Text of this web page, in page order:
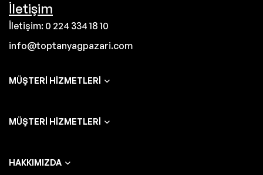
İletişim
İletişim: 0 224 334 18 10
info@toptanyagpazari.com
MÜŞTERI HIZMETLERI
MÜŞTERI HIZMETLERI
HAKKIMIZDA